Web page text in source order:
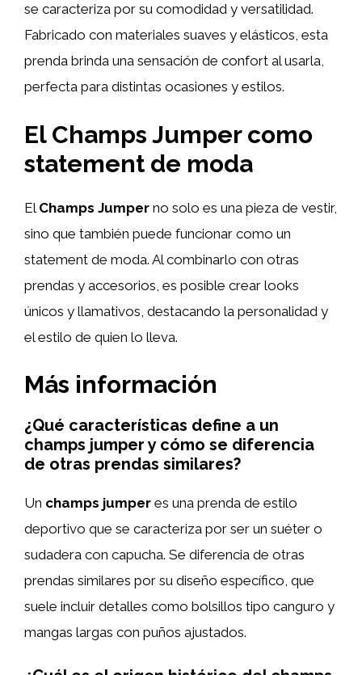
se caracteriza por su comodidad y versatilidad.
Fabricado con materiales suaves y elásticos, esta
prenda brinda una sensación de confort al usarla,
perfecta para distintas ocasiones y estilos.
El Champs Jumper como
statement de moda
El Champs Jumper no solo es una pieza de vestir,
sino que también puede funcionar como un
statement de moda. Al combinarlo con otras
prendas y accesorios, es posible crear looks
únicos y llamativos, destacando la personalidad y
el estilo de quien lo lleva.
Más información
¿Qué características define a un
champs jumper y cómo se diferencia
de otras prendas similares?
Un champs jumper es una prenda de estilo
deportivo que se caracteriza por ser un suéter o
sudadera con capucha. Se diferencia de otras
prendas similares por su diseño específico, que
suele incluir detalles como bolsillos tipo canguro y
mangas largas con puños ajustados.